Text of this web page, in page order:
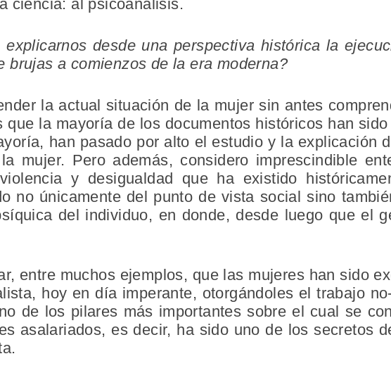
ciencia: al psicoanálisis.
explicarnos desde una perspectiva histórica la
brujas a comienzos de la era moderna?
la actual situación de la mujer sin antes
que la mayoría de los documentos históricos han
han pasado por alto el estudio y la explicación
mujer. Pero además, considero imprescindible
y desigualdad que ha existido
no únicamente del punto de vista social sino
del individuo, en donde, desde luego que el
entre muchos ejemplos, que las mujeres han sido
hoy en día imperante, otorgándoles el trabajo
de los pilares más importantes sobre el cual se
asalariados, es decir, ha sido uno de los secretos